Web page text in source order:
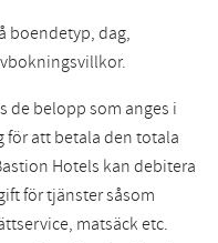
boendetyp, dag,
de belopp som anges i
för att betala den totala
Hotels kan debitera
för tjänster såsom
matsäck etc.